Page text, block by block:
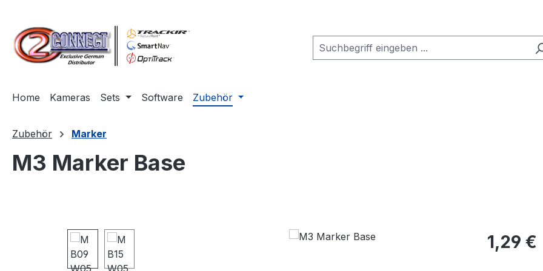
Home Kameras Sets Software Zubehör
Zubehör Marker
M3 Marker Base
Bildergalerie überspringen Regulärer
1,29 €